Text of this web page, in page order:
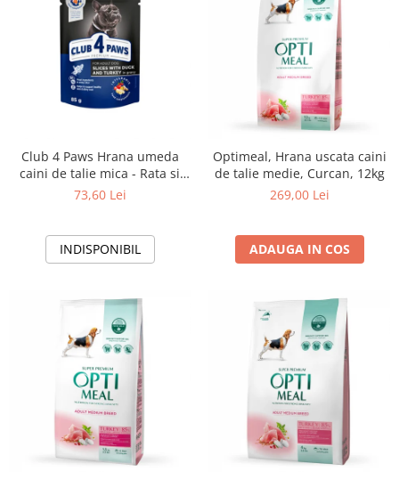
Club 4 Paws Hrana umeda
caini de talie mica - Rata si
curcan, set 24*100g
73,60 Lei
INDISPONIBIL
Optimeal, Hrana uscata caini
de talie medie, Curcan, 12kg
269,00 Lei
ADAUGA IN COS